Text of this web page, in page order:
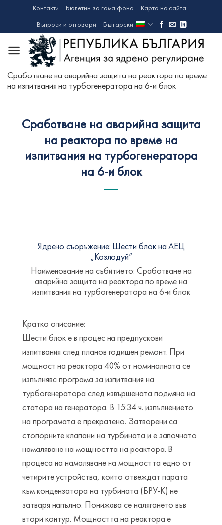
content
Контакти Бюлетин за гама фона
Карта на сайта
Въпроси и отговори
Български
Сработване на аварийна защита на реактора по време
на изпитвания на турбогенератора на 6-и блок
Сработване на аварийна защита
на реактора по време на
изпитвания на турбогенератора
на 6-и блок
Ядрено съоръжение: Шести блок на АЕЦ
„Козлодуй”
Наименование на събитието: Сработване на
аварийна защита на реактора по време на
изпитвания на турбогенератора на 6-и блок
Кратко описание:
Шести блок е в процес на предпускови
изпитвания след планов годишен ремонт. При
мощност на реактора 40% от номиналната се
изпълнява програма за изпитвания на
турбогенератора след извършената подмяна на
статора на генератора. В 15:34 ч. изпълнението
на програмата е прекратено. Затворени са
стопорните клапани на турбината и е започнато
намаляване на мощността на реактора. В
процеса на намаляване на мощността едно от
четирите устройства, които отвеждат парата
към кондензатора на турбината (БРУ-К) не
затваря напълно. Понижава се налягането във
втори контур. Мощността на реактора е